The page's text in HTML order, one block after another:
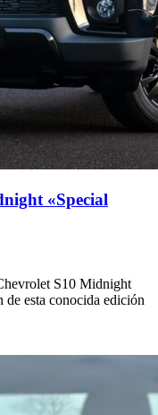
«Special
S10 Midnight
de esta conocida edición